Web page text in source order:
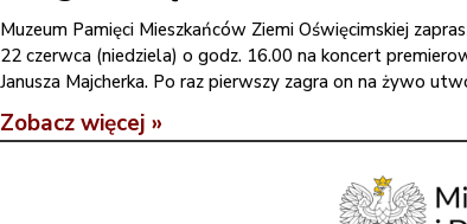
Muzeum Pamięci Mieszkańców Ziemi Oświęcimskiej
22 czerwca (niedziela) o godz. 16.00 na koncert
Janusza Majcherka. Po raz pierwszy zagra on na żywo
Zobacz więcej »